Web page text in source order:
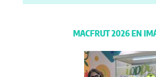
MACFRUT 2026 EN